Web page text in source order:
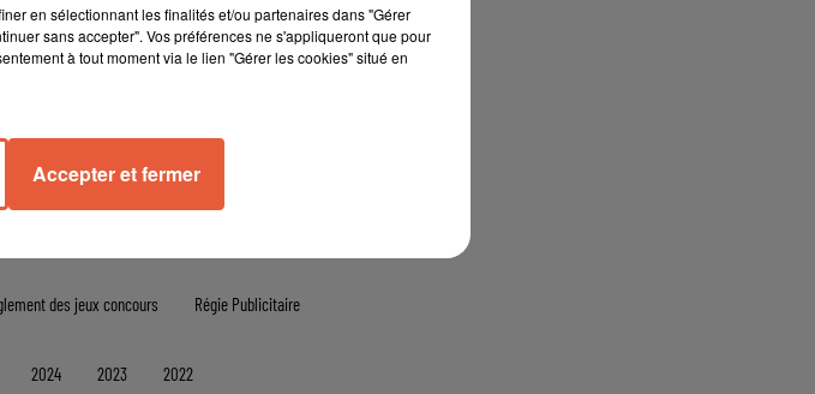
des jeux concours Régie Publicitaire
2024 2023 2022
en sélectionnant les finalités et/ou partenaires dans "Gérer
sans accepter". Vos préférences ne s'appliqueront que pour
à tout moment via le lien "Gérer les cookies" situé en
Accepter et fermer